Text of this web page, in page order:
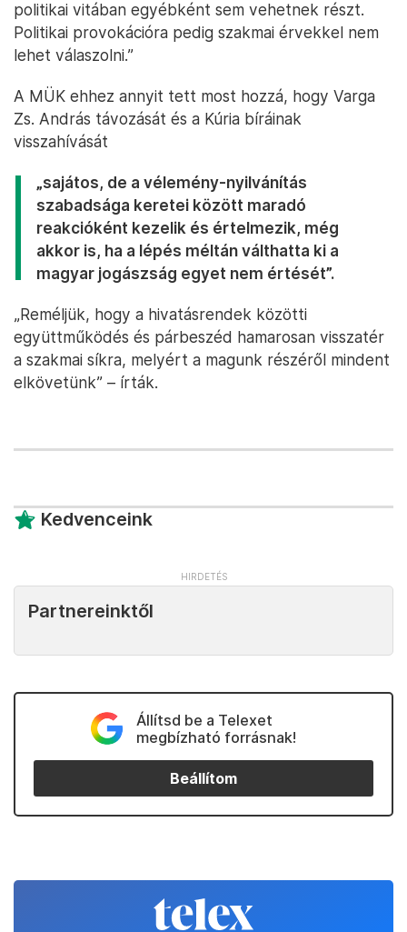
politikai vitában egyébként sem vehetnek részt.
Politikai provokációra pedig szakmai érvekkel nem
lehet válaszolni.”
A MÜK ehhez annyit tett most hozzá, hogy Varga
Zs. András távozását és a Kúria bíráinak
visszahívását
„sajátos, de a vélemény-nyilvánítás
szabadsága keretei között maradó
reakcióként kezelik és értelmezik, még
akkor is, ha a lépés méltán válthatta ki a
magyar jogászság egyet nem értését”.
„Reméljük, hogy a hivatásrendek közötti
együttműködés és párbeszéd hamarosan visszatér
a szakmai síkra, melyért a magunk részéről mindent
elkövetünk” – írták.
Kedvenceink
Partnereinktől
Állítsd be a Telexet
megbízható forrásnak!
Beállítom